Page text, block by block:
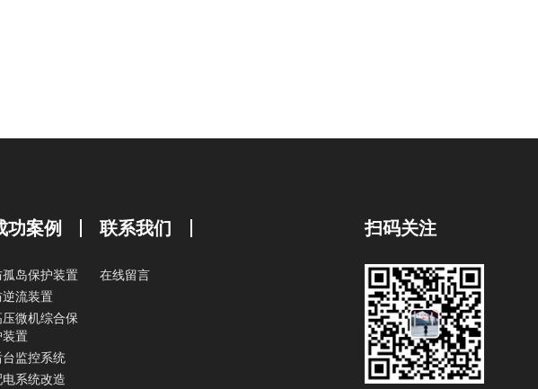
功案例
孤岛保护装置
逆流装置
压微机综合保
装置
台监控系统
电系统改造
联系我们
在线留言
扫码关注